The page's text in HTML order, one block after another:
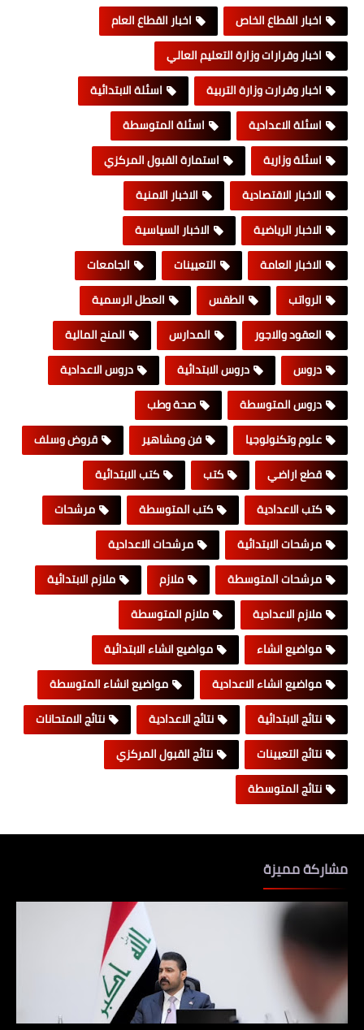
اخبار القطاع الخاص
اخبار القطاع العام
اخبار وقرارات وزارة التعليم العالي
اخبار وقرارت وزارة التربية
اسئلة الابتدائية
اسئلة الاعدادية
اسئلة المتوسطة
اسئلة وزارية
استمارة القبول المركزي
الاخبار الاقتصادية
الاخبار الامنية
الاخبار الرياضية
الاخبار السياسية
الاخبار العامة
التعيينات
الجامعات
الرواتب
الطقس
العطل الرسمية
العقود والاجور
المدارس
المنح المالية
دروس
دروس الابتدائية
دروس الاعدادية
دروس المتوسطة
صحة وطب
علوم وتكنولوجيا
فن ومشاهير
قروض وسلف
قطع اراضي
كتب
كتب الابتدائية
كتب الاعدادية
كتب المتوسطة
مرشحات
مرشحات الابتدائية
مرشحات الاعدادية
مرشحات المتوسطة
ملازم
ملازم الابتدائية
ملازم الاعدادية
ملازم المتوسطة
مواضيع انشاء
مواضيع انشاء الابتدائية
مواضيع انشاء الاعدادية
مواضيع انشاء المتوسطة
نتائج الابتدائية
نتائج الاعدادية
نتائج الامتحانات
نتائج التعيينات
نتائج القبول المركزي
نتائج المتوسطة
مشاركة مميزة